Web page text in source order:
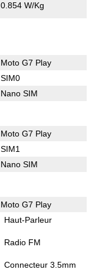
0.854 W/Kg
Moto G7 Play
SIM0
Nano SIM
Moto G7 Play
SIM1
Nano SIM
Moto G7 Play
Haut-Parleur
Radio FM
Connecteur 3.5mm